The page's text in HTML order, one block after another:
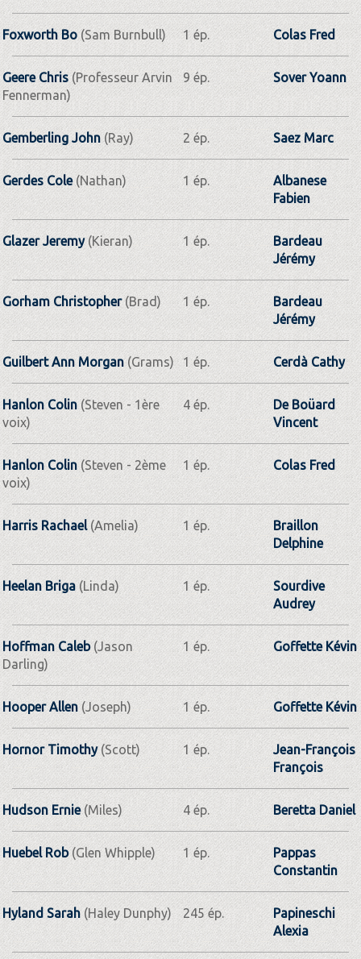
Foxworth Bo (Sam Burnbull) 1 ép. Colas Fred
Geere Chris (Professeur Arvin
Fennerman)
9 ép. Sover Yoann
Gemberling John (Ray) 2 ép. Saez Marc
Gerdes Cole(Nathan) 1 ép.
Albanese
Fabien
Glazer Jeremy(Kieran) 1 ép.
Bardeau
Jérémy
Gorham Christopher(Brad) 1 ép.
Bardeau
Jérémy
Guilbert Ann Morgan(Grams) 1 ép. Cerdà Cathy
Hanlon Colin(Steven - 1ère
voix)
4 ép.
De Boüard
Vincent
Hanlon Colin(Steven - 2ème
voix)
1 ép. Colas Fred
Harris Rachael(Amelia) 1 ép.
Braillon
Delphine
Heelan Briga(Linda) 1 ép.
Sourdive
Audrey
Hoffman Caleb(Jason
Darling)
1 ép. Goffette Kévin
Hooper Allen(Joseph) 1 ép. Goffette Kévin
Hornor Timothy(Scott) 1 ép.
Jean-François
François
Hudson Ernie(Miles) 4 ép. Beretta Daniel
Huebel Rob(Glen Whipple) 1 ép.
Pappas
Constantin
Hyland Sarah (Haley Dunphy) 245 ép.
Papineschi
Alexia